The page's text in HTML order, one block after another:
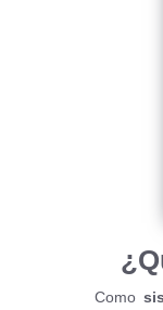
Como